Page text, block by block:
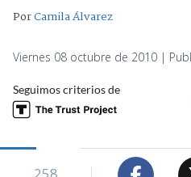
PorCamila Álvarez
Viernes 08 octubre de 2010 |
Seguimos criterios de